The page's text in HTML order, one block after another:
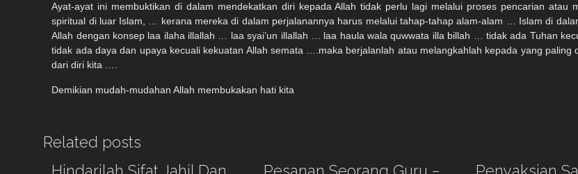
Ayat-ayat ini membuktikan di dalam mendekatkan diri kepada Allah tidak perlu lagi melalui proses pencarian
spiritual di luar Islam, … kerana mereka di dalam perjalanannya harus melalui tahap-tahap alam-alam … Islam di
Allah dengan konsep laa ilaha illallah … laa syai’un illallah … laa haula wala quwwata illa billah … tidak ada Tuhan
tidak ada daya dan upaya kecuali kekuatan Allah semata ….maka berjalanlah atau melangkahlah kepada yang
dari diri kita ….
Demikian mudah-mudahan Allah membukakan hati kita
Related posts